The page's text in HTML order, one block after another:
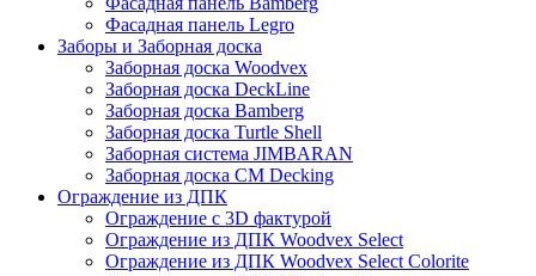
Фасадная панель Legro
Заборы и Заборная доска
Заборная доска Woodvex
Заборная доска DeckLine
Заборная доска Bamberg
Заборная доска Turtle Shell
Заборная система JIMBARAN
Заборная доска CM Decking
Ограждение из ДПК
Ограждение с 3D фактурой
Ограждение из ДПК Woodvex Select
Ограждение из ДПК Woodvex Select Colorite